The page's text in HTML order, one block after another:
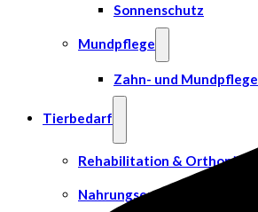
Sonnenschutz
Mundpflege
Zahn- und Mundpflege
Tierbedarf
Rehabilitation & Orthopädie
Nahrungsergänzungsmittel